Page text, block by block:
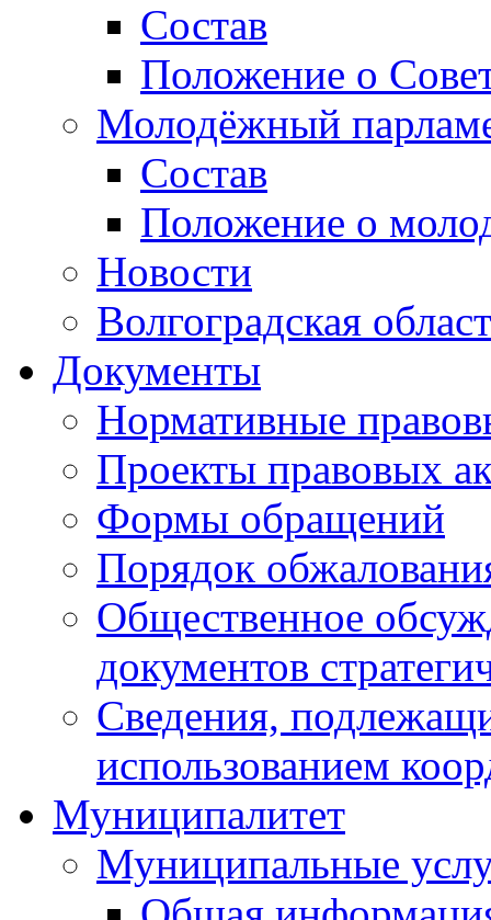
Состав
Положение о
Молодёжный
Состав
Положение о
Новости
Волгоградская
Документы
Нормативные
Проекты правовых
Формы обращений
Порядок
Общественное
документов
Сведения,
использованием
Муниципалитет
Муниципальные